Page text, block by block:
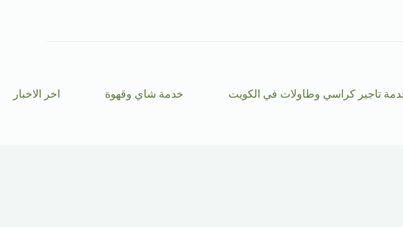
تاجير كراسي وطاولات في الكويت خدمة شاي وقهوة اخر الاخبار